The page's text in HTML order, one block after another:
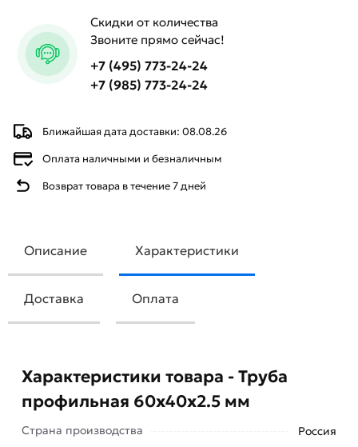
Ближайшая дата доставки: 08.08.26
Оплата наличными и безналичным
Возврат товара в течение 7 дней
Скидки от количества
Звоните прямо сейчас!
+7 (495) 773-24-24
+7 (985) 773-24-24
Описание Характеристики
Доставка Оплата
Характеристики товара - Труба
профильная 60х40х2.5 мм
Страна производства
Россия